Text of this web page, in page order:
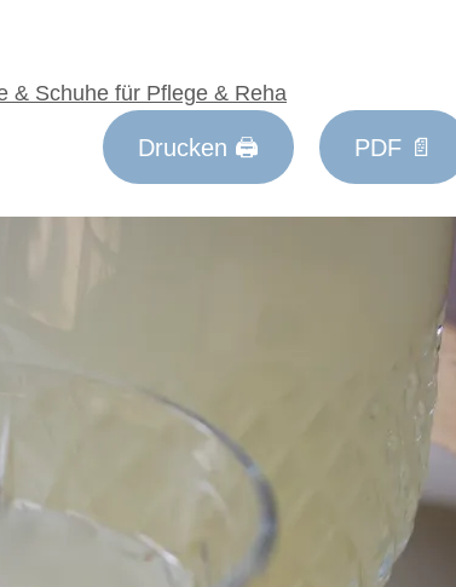
& Schuhe für Pflege & Reha
Drucken 🖨 PDF 📄